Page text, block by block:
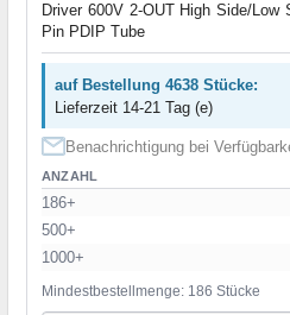
Driver 600V 2-OUT High Side/
Pin PDIP Tube
auf Bestellung 4638 Stücke:
Lieferzeit 14-21 Tag (e)
Benachrichtigung bei
ANZAHL
186+
500+
1000+
Mindestbestellmenge: 186 Stücke